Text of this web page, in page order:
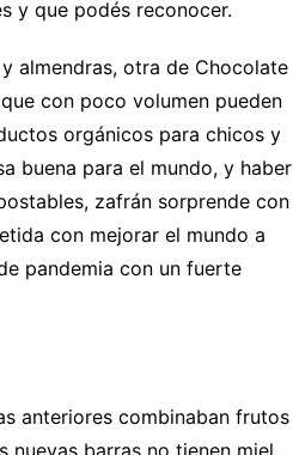
almendras, otra de Chocolate
con poco volumen pueden
orgánicos para chicos y
buena para el mundo, y haber
zafrán sorprende con
con mejorar el mundo a
pandemia con un fuerte
anteriores combinaban frutos